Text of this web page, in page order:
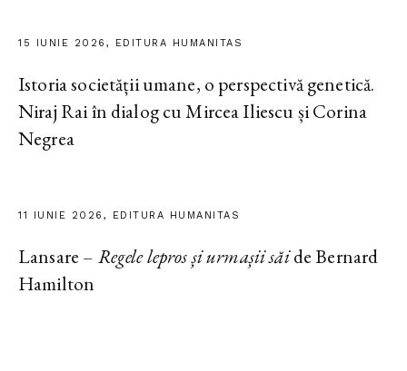
15 IUNIE 2026, EDITURA HUMANITAS
Istoria societății umane, o perspectivă genetică.
Niraj Rai în dialog cu Mircea Iliescu și Corina
Negrea
11 IUNIE 2026, EDITURA HUMANITAS
Lansare – Regele lepros și urmașii săide Bernard
Hamilton